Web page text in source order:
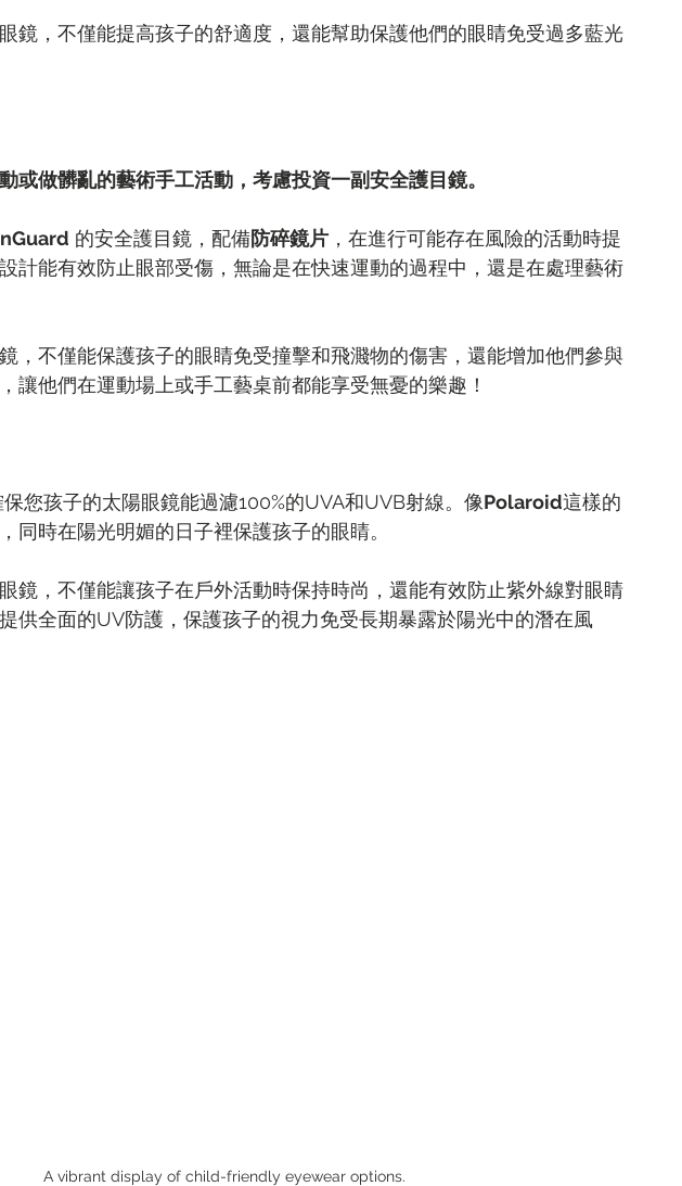
鏡，不僅能提高孩子的舒適度，還能幫助保護他們的眼睛免受過多藍光
或做髒亂的藝術手工活動，考慮投資一副安全護目鏡。
的安全護目鏡，配備防碎鏡片 ，在進行可能存在風險的活動時提
計能有效防止眼部受傷，無論是在快速運動的過程中，還是在處理藝術
，不僅能保護孩子的眼睛免受撞擊和飛濺物的傷害，還能增加他們參與
讓他們在運動場上或手工藝桌前都能享受無憂的樂趣！
保您孩子的太陽眼鏡能過濾100%的UVA和UVB射線。像Polaroid這樣的
同時在陽光明媚的日子裡保護孩子的眼睛。
鏡，不僅能讓孩子在戶外活動時保持時尚，還能有效防止紫外線對眼睛
供全面的UV防護，保護孩子的視力免受長期暴露於陽光中的潛在風
A vibrant display of child-friendly eyewear options.